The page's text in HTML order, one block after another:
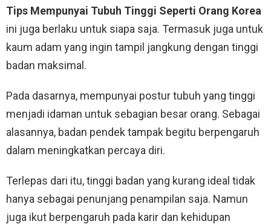
Tips Mempunyai Tubuh Tinggi Seperti Orang Korea
ini juga berlaku untuk siapa saja. Termasuk juga untuk
kaum adam yang ingin tampil jangkung dengan tinggi
badan maksimal.
Pada dasarnya, mempunyai postur tubuh yang tinggi
menjadi idaman untuk sebagian besar orang. Sebagai
alasannya, badan pendek tampak begitu berpengaruh
dalam meningkatkan percaya diri.
Terlepas dari itu, tinggi badan yang kurang ideal tidak
hanya sebagai penunjang penampilan saja. Namun
juga ikut berpengaruh pada karir dan kehidupan